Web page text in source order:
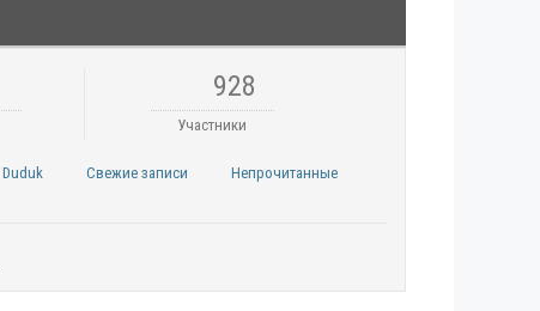
928
Участники
Duduk Свежие записи
Непрочитанные